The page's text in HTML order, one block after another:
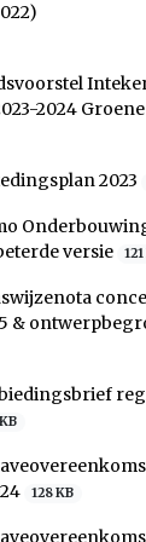
2024
2023
versie
&
128 KB